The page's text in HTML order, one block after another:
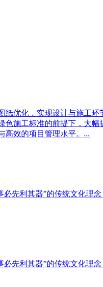
优化，实现设计与施工环
施工标准的前提下，大幅
高效的项目管理水平。...
先利其器”的传统文化理念
先利其器”的传统文化理念